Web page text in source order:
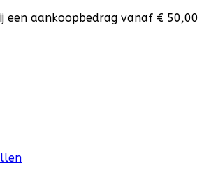
een aankoopbedrag vanaf € 50,00